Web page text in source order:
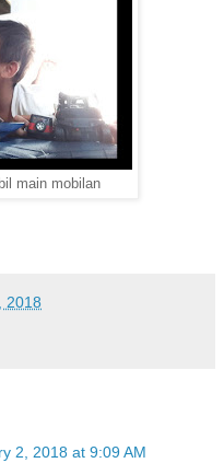
main mobilan
2018
2, 2018 at 9:09 AM